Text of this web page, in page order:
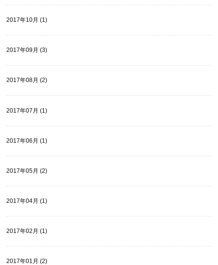
2017年10月 (1)
2017年09月 (3)
2017年08月 (2)
2017年07月 (1)
2017年06月 (1)
2017年05月 (2)
2017年04月 (1)
2017年02月 (1)
2017年01月 (2)